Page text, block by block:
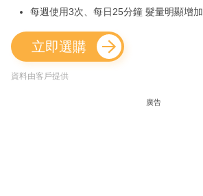
每週使用3次、每日25分鐘 髮量明顯增加
立即選購
資料由客戶提供
廣告